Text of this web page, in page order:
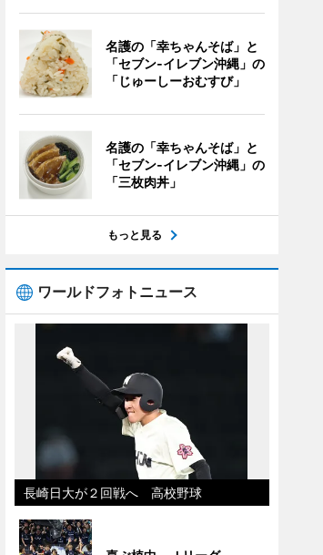
名護の「幸ちゃんそば」と
「セブン‐イレブン沖縄」の
「じゅーしーおむすび」
名護の「幸ちゃんそば」と
「セブン‐イレブン沖縄」の
「三枚肉丼」
もっと見る
ワールドフォトニュース
長崎日大が２回戦へ 高校野球